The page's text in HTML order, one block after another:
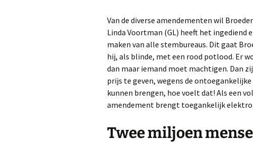
Van de diverse amendementen wil
Linda Voortman (GL) heeft het
maken van alle stembureaus. Dit gaat
hij, als blinde, met een rood potlood. Er
dan maar iemand moet machtigen. Dan
prijs te geven, wegens de
kunnen brengen, hoe voelt dat! Als een
amendement brengt toegankelijk
Twee miljoen